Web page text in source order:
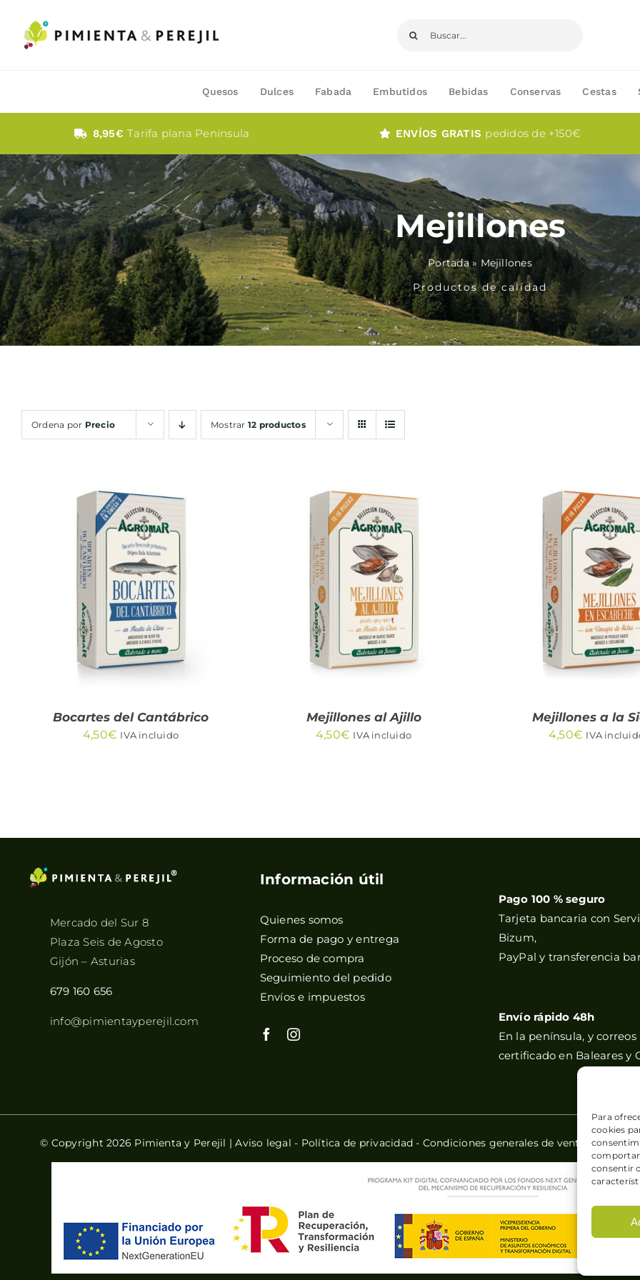
Para
cookies
consentir
contenido
Quesos Dulces Fabada Embutidos Bebidas Conservas Cestas
8,95€Tarifa plana Península ENVÍOS GRATIS pedidos de +150€
Mejillones
Portada» Mejillones
Productos de calidad
Ordena por Precio Mostrar 12 productos
AÑADIR AL CARRITO
QUICK VIEW
Bocartes del Cantábrico
4,50€ IVA incluido
AÑADIR AL CARRITO
QUICK VIEW
Mejillones al Ajillo
4,50€ IVA incluido
AÑADIR AL CARRITO
QUICK VIEW
Mejillones a la
4,50€ IVA
Mercado del Sur 8
Plaza Seis de Agosto
Gijón – Asturias
679 160 656
info@pimientayperejil.com
Información útil
Quienes somos
Forma de pago y entrega
Proceso de compra
Seguimiento del pedido
Envíos e impuestos
Pago 100 % seguro
Tarjeta bancaria con
Bizum,
PayPal y transferencia
Envío rápido 48h
En la península, y correos
certificado en Baleares y
© Copyright 2026 Pimienta y Perejil |Aviso legal - Política de privacidad- Condiciones generales de venta -Política